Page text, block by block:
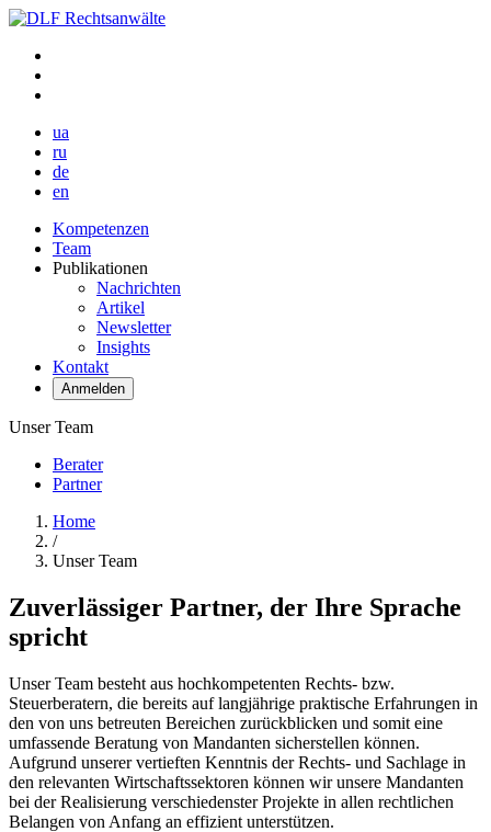
ua
ru
de
en
Kompetenzen
Team
Publikationen
Nachrichten
Artikel
Newsletter
Insights
Kontakt
Anmelden
Unser Team
Berater
Partner
Home
/
Unser Team
Zuverlässiger Partner, der Ihre Sprache
spricht
Unser Team besteht aus hochkompetenten Rechts- bzw.
Steuerberatern, die bereits auf langjährige praktische Erfahrungen in
den von uns betreuten Bereichen zurückblicken und somit eine
umfassende Beratung von Mandanten sicherstellen können.
Aufgrund unserer vertieften Kenntnis der Rechts- und Sachlage in
den relevanten Wirtschaftssektoren können wir unsere Mandanten
bei der Realisierung verschiedenster Projekte in allen rechtlichen
Belangen von Anfang an effizient unterstützen.